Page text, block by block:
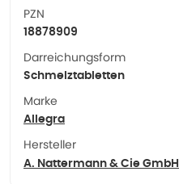
PZN
18878909
Darreichungsform
Schmelztabletten
Marke
Allegra
Hersteller
A. Nattermann & Cie GmbH